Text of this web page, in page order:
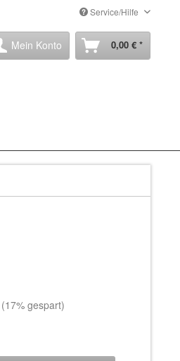
Service/Hilfe
Mein Konto 0,00 € *
(17% gespart)